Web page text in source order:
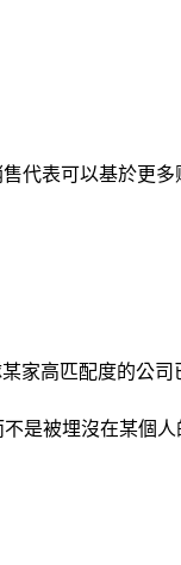
代表可以基於更
家高匹配度的公
是被埋沒在某個人